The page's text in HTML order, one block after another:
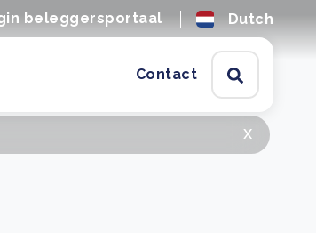
beleggersportaal Dutch
Contact
x